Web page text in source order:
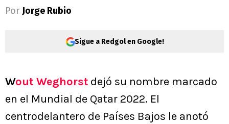
Por Jorge Rubio
Sigue a Redgol en Google!
Wout Weghorst dejó su nombre marcado
en el Mundial de Qatar 2022. El
centrodelantero de Países Bajos le anotó